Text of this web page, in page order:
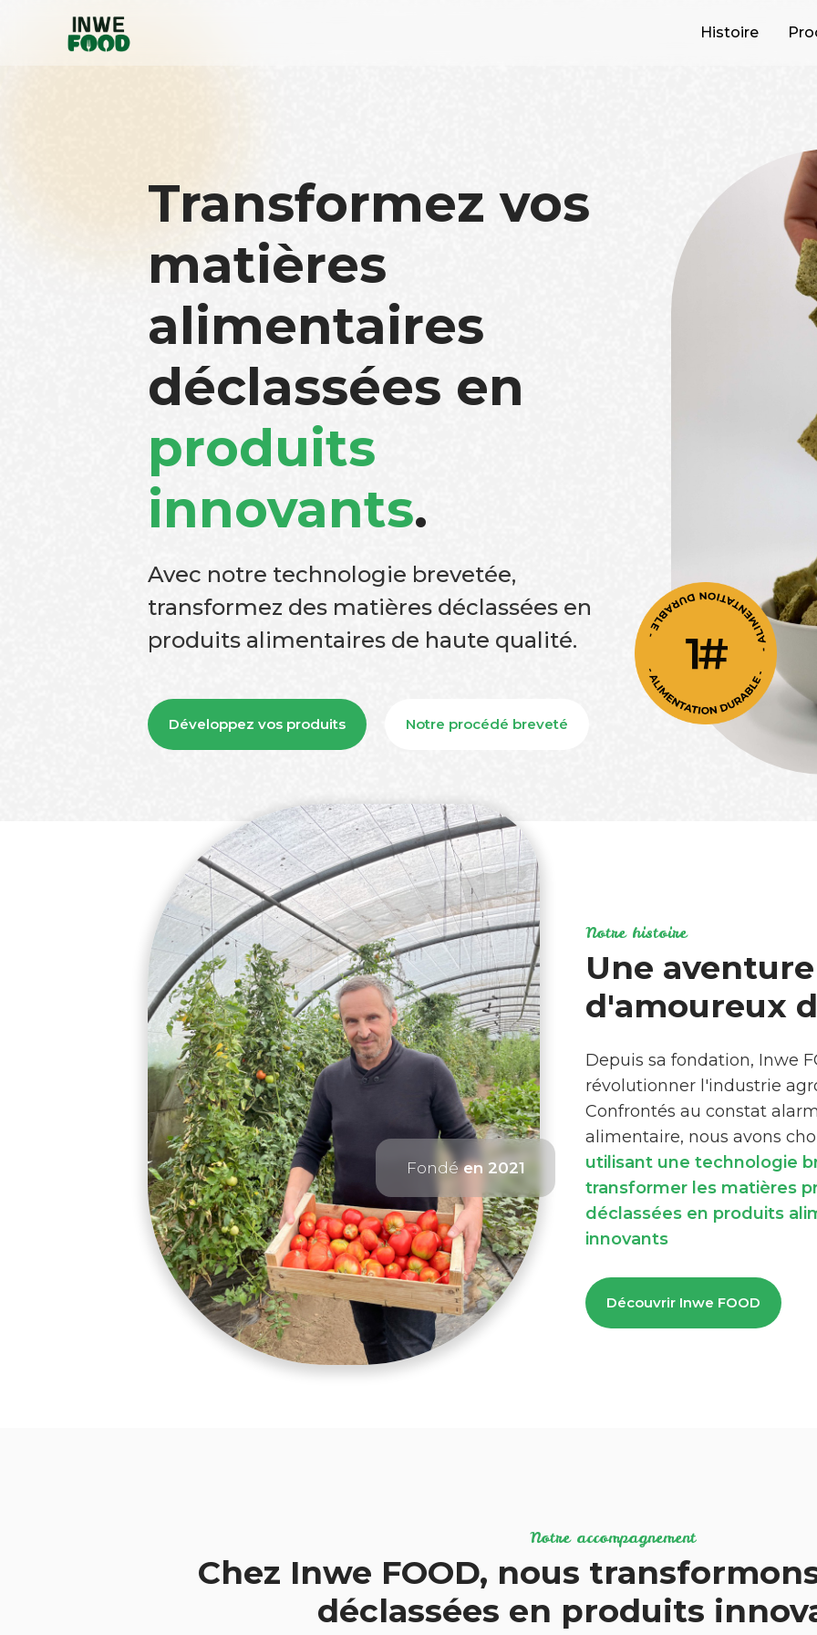
Histoire
Transformez vos
matières
alimentaires
déclassées en
produits
innovants.
Avec notre technologie brevetée,
transformez des matières déclassées en
produits alimentaires de haute qualité.
Développez vos produits Notre procédé breveté
Fondéen 2021
Notre histoire
Une
d'amoureux
Depuis sa fondation, Inwe
révolutionner l'industrie
Confrontés au constat
alimentaire, nous avons
utilisant une technologie
transformer les matières
déclassées en produits
innovants
Découvrir Inwe FOOD
Notre accompagnement
Chez Inwe FOOD, nous
déclassées en produits